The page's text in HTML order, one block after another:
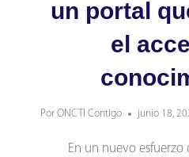
un portal
el
Por ONCTI Contigo junio 18,
En un nuevo